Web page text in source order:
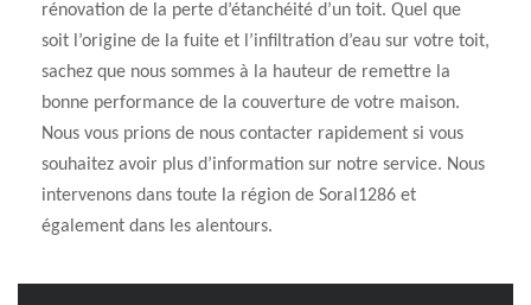
rénovation de la perte d’étanchéité d’un toit. Quel que
soit l’origine de la fuite et l’infiltration d’eau sur votre toit,
sachez que nous sommes à la hauteur de remettre la
bonne performance de la couverture de votre maison.
Nous vous prions de nous contacter rapidement si vous
souhaitez avoir plus d’information sur notre service. Nous
intervenons dans toute la région de Soral1286 et
également dans les alentours.